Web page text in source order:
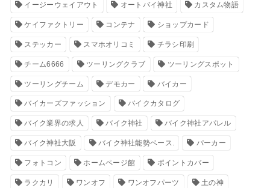
イージーウェイアウト オートバイ神社 カスタム物語
ケイファクトリー コンテナ ショップカード
ステッカー スマホオリコミ チラシ印刷
チーム6666 ツーリングクラブ ツーリングスポット
ツーリングチーム デモカー バイカー
バイカーズファッション バイクカタログ
バイク業界の求人 バイク神社 バイク神社アパレル
バイク神社大阪 バイク神社能勢ベース. パーカー
フォトコン ホームページ館 ポイントカバー
ラクカリ ワンオフ ワンオフパーツ 土の神